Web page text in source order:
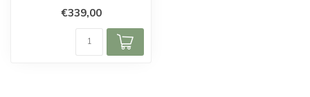
€339,00